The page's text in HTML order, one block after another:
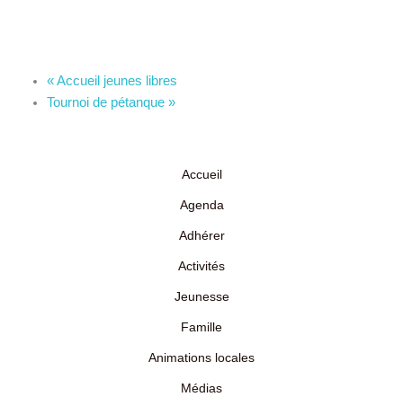
«Accueil jeunes libres
Tournoi de pétanque »
Accueil
Agenda
Adhérer
Activités
Jeunesse
Famille
Animations locales
Médias